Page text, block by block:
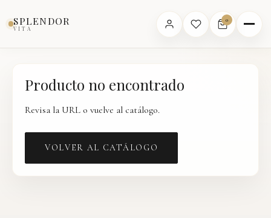
SPLENDOR
VITA
0
Producto no encontrado
Revisa la URL o vuelve al catálogo.
VOLVER AL CATÁLOGO